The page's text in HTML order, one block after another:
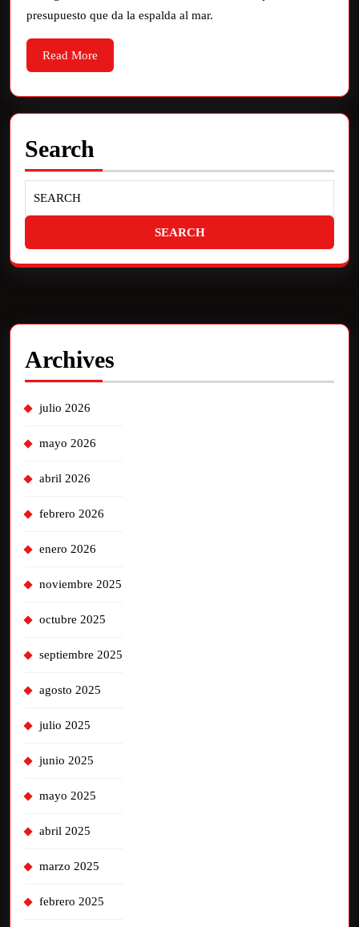
presupuesto que da la espalda al mar.
Read More
Search
Archives
julio 2026
mayo 2026
abril 2026
febrero 2026
enero 2026
noviembre 2025
octubre 2025
septiembre 2025
agosto 2025
julio 2025
junio 2025
mayo 2025
abril 2025
marzo 2025
febrero 2025